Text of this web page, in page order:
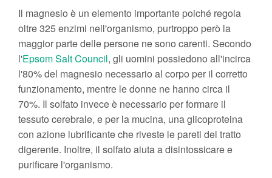
Il magnesio è un elemento importante poiché regola
oltre 325 enzimi nell'organismo, purtroppo però la
maggior parte delle persone ne sono carenti. Secondo
l'Epsom Salt Council, gli uomini possiedono all'incirca
l'80% del magnesio necessario al corpo per il corretto
funzionamento, mentre le donne ne hanno circa il
70%. Il solfato invece è necessario per formare il
tessuto cerebrale, e per ​​la mucina, una glicoproteina
con azione lubrificante che riveste le pareti del tratto
digerente. Inoltre, il solfato aiuta a disintossicare e
purificare l'organismo.